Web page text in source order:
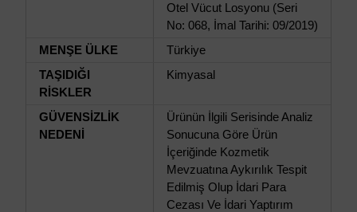
Otel Vücut Losyonu (Seri
No: 068, İmal Tarihi: 09/2019)
MENŞE ÜLKE
Türkiye
TAŞIDIĞI
RİSKLER
Kimyasal
GÜVENSİZLİK
NEDENİ
Ürünün İlgili Serisinde Analiz
Sonucuna Göre Ürün
İçeriğinde Kozmetik
Mevzuatına Aykırılık Tespit
Edilmiş Olup İdari Para
Cezası Ve İdari Yaptırım